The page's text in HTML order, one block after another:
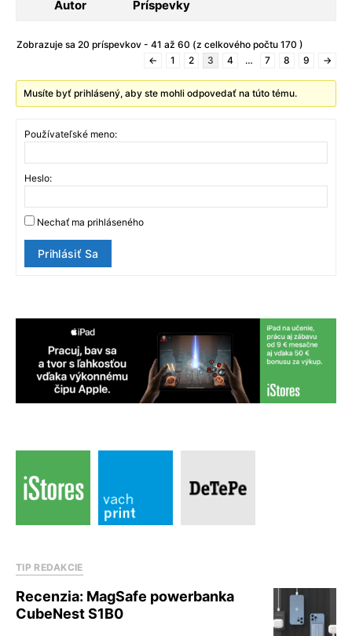
Autor Príspevky
Zobrazuje sa 20 príspevkov - 41 až 60 (z celkového počtu 170 )
←
1 2 3 4 … 7 8 9 →
Musíte byť prihlásený, aby ste mohli odpovedať na túto tému.
Používateľské meno:
Heslo:
Nechať ma prihláseného
Prihlásiť Sa
TIP REDAKCIE
Recenzia: MagSafe powerbanka
CubeNest S1B0